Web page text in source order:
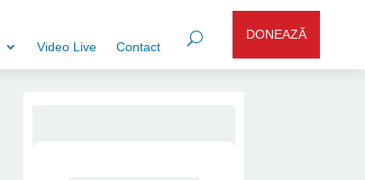
Video Live Contact
DONEAZĂ